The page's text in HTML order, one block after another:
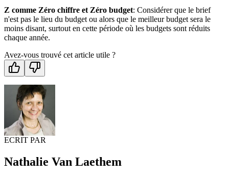
Z comme Zéro chiffre et Zéro budget: Considérer que le brief
n'est pas le lieu du budget ou alors que le meilleur budget sera le
moins disant, surtout en cette période où les budgets sont réduits
chaque année.
Avez-vous trouvé cet article utile ?
ECRIT PAR
Nathalie Van Laethem